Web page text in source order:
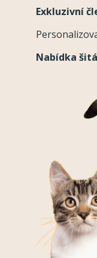
Exkluzivní
Nabídka